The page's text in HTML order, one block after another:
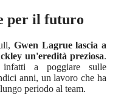
per il futuro
Gwen Lagrue lascia a
un'eredità preziosa.
a poggiare sulle
anni, un lavoro che ha
periodo al team.